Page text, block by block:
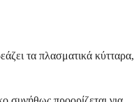
τα πλασματικά κύτταρα,